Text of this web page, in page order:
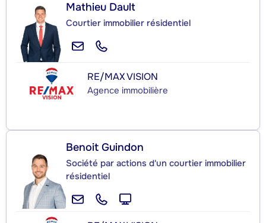
Mathieu Dault
Courtier immobilier résidentiel
RE/MAX VISION
Agence immobilière
Benoit Guindon
Société par actions d'un courtier immobilier
résidentiel